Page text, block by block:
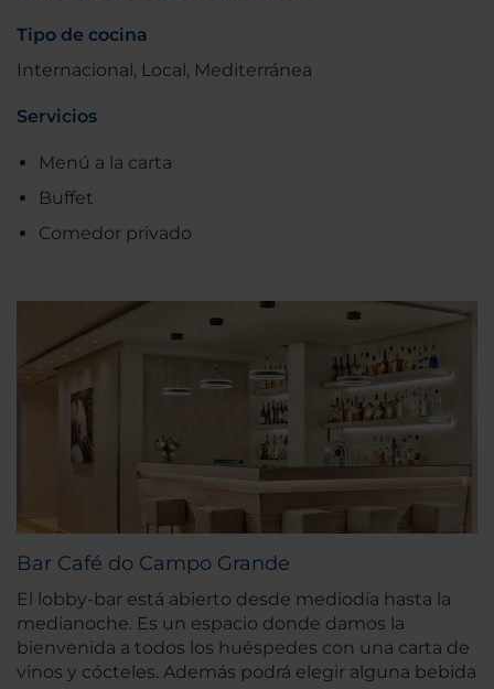
Tipo de cocina
Internacional, Local, Mediterránea
Servicios
Menú a la carta
Buffet
Comedor privado
Bar Café do Campo Grande
El lobby-bar está abierto desde mediodía hasta la
medianoche. Es un espacio donde damos la
bienvenida a todos los huéspedes con una carta de
vinos y cócteles. Además podrá elegir alguna bebida